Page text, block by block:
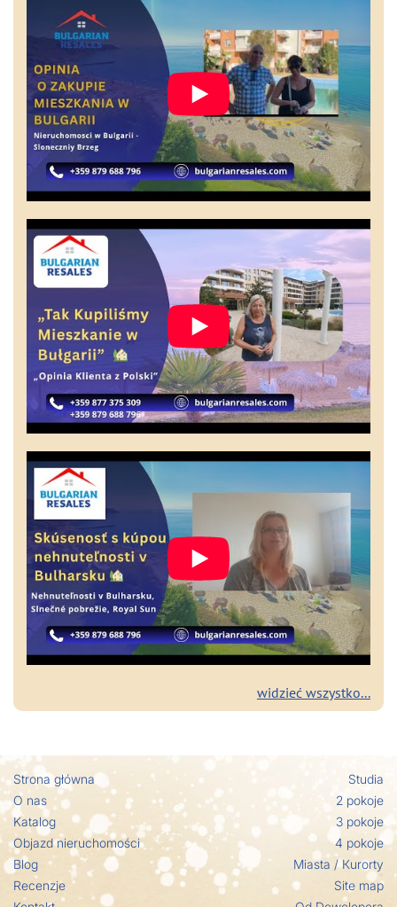
widzieć wszystko...
Strona główna
O nas
Katalog
Objazd nieruchomości
Blog
Recenzje
Studia
2 pokoje
3 pokoje
4 pokoje
Miasta / Кurorty
Site map